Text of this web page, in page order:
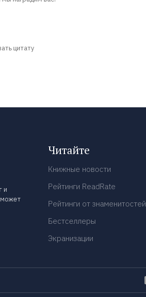
цитату
и
Читайте
Книжные новости
Рейтинги ReadRate
Рейтинги от знаменитостей
Бестселлеры
Экранизации